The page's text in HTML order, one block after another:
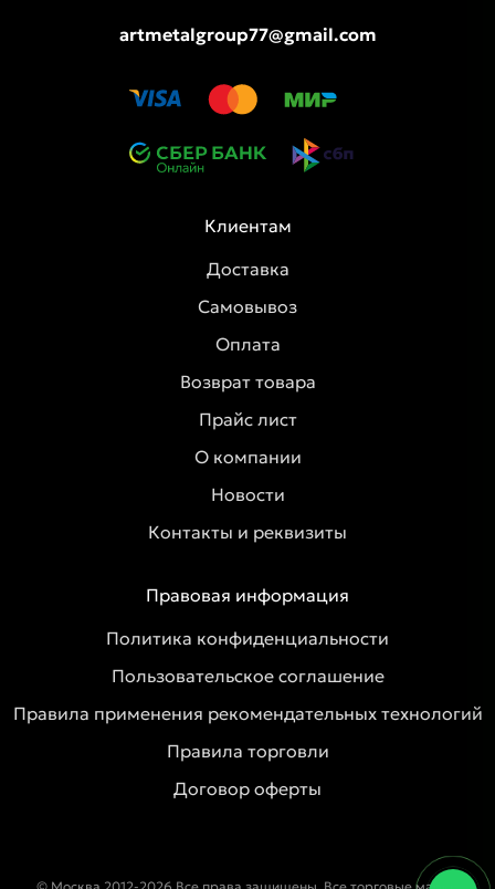
artmetalgroup77@gmail.com
Клиентам
Доставка
Самовывоз
Оплата
Возврат товара
Прайс лист
О компании
Новости
Контакты и реквизиты
Правовая информация
Политика конфиденциальности
Пользовательское соглашение
Правила применения рекомендательных технологий
Правила торговли
Договор оферты